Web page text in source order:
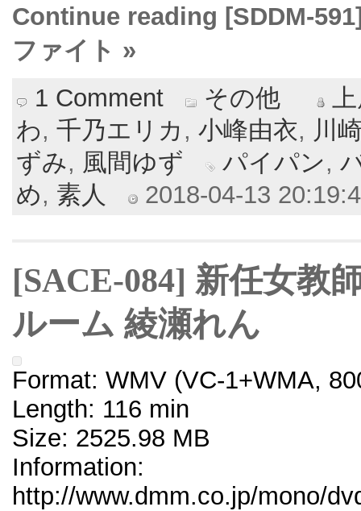
Continue reading [SDDM-
ファイト »
1 Comment
その他
わ, 千乃エリカ , 小峰由衣, 川
ずみ, 風間ゆず パイパン,
め, 素人 2018-04-13
[SACE-084] 新任女教
ルーム 綾瀬れん
Format: WMV (VC-1+WMA,
Length: 116 min
Size: 2525.98 MB
Information:
http://www.dmm.co.jp/mono/